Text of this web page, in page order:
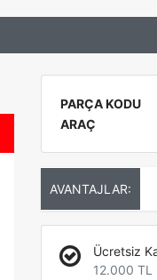
PARÇA KODU
ARAÇ
AVANTAJLAR:
Ücretsiz
12.000 TL